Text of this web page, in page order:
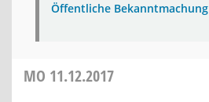
Öffentliche Bekanntmachung
MO 11.12.2017